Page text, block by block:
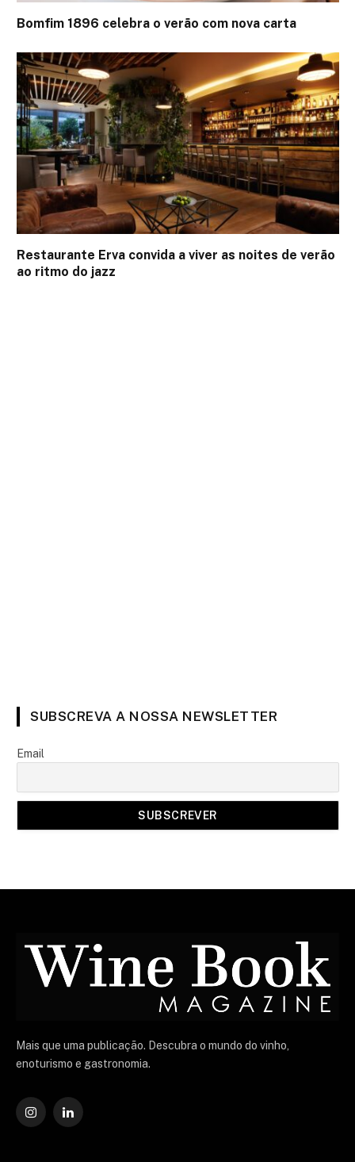
Bomfim 1896 celebra o verão com nova carta
Restaurante Erva convida a viver as noites de verão
ao ritmo do jazz
SUBSCREVA A NOSSA NEWSLETTER
Email
Mais que uma publicação. Descubra o mundo do vinho,
enoturismo e gastronomia.
Instagram
O